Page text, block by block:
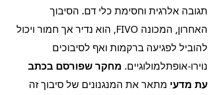
תגובה אלרגית וחסימת כלי דם. הסיבוך
האחרון, המכונה FIVO, הוא נדיר אך חמור ויכול
להוביל לפגיעה ברקמות ואף לסיבוכים
נוירו-אופתלמולוגיים. מחקר שפורסם בכתב
עת מדעי מתאר את המנגנונים של סיבוך זה